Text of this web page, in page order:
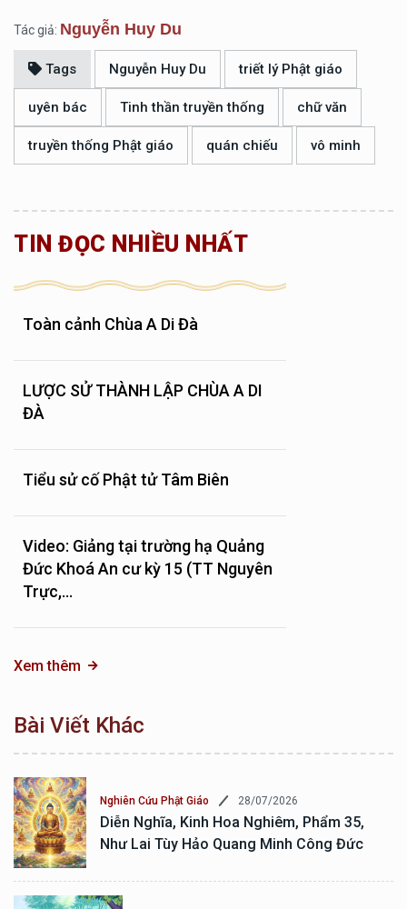
Tác giả: Nguyễn Huy Du
Tags Nguyễn Huy Du triết lý Phật giáo
uyên bác Tinh thần truyền thống chữ văn
truyền thống Phật giáo quán chiếu vô minh
TIN ĐỌC NHIỀU NHẤT
Toàn cảnh Chùa A Di Đà
LƯỢC SỬ THÀNH LẬP CHÙA A DI
ĐÀ
Tiểu sử cố Phật tử Tâm Biên
Video: Giảng tại trường hạ Quảng
Đức Khoá An cư kỳ 15 (TT Nguyên
Trực,...
Xem thêm
Bài Viết Khác
Nghiên Cứu Phật Giáo 28/07/2026
Diễn Nghĩa, Kinh Hoa Nghiêm, Phẩm 35,
Như Lai Tùy Hảo Quang Minh Công Đức